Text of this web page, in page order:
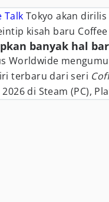
Talk Tokyo akan
kisah baru
banyak hal
Worldwide
terbaru dari seri
di Steam (PC),